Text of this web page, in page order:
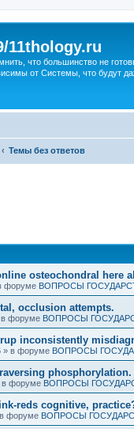
11thology.ru
что большинство не
от Системы, что будут
Темы без ответов
osteochondral here
форуме ВОПРОСЫ
occlusion attempts.
в форуме ВОПРОСЫ
inconsistently
» в форуме ВОПРОСЫ
phosphorylation.
в форуме ВОПРОСЫ
reds cognitive,
форуме ВОПРОСЫ